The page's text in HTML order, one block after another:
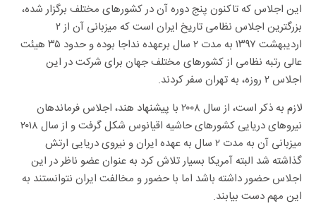
این اجلاس که تاکنون پنج دوره آن در کشورهای مختلف برگزار شده،
بزرگترین اجلاس نظامی تاریخ ایران است که میزبانی آن از ۲
اردیبهشت ۱۳۹۷ به مدت ۲ سال برعهده نداجا بوده و حدود ۳۵ هیئت
عالی رتبه نظامی از کشورهای مختلف جهان برای شرکت در این
اجلاس ۲ روزه، به تهران سفر کردند.
لازم به ذکر است، از سال ۲۰۰۸ با پیشنهاد هند، اجلاس فرماندهان
نیروهای دریایی کشورهای حاشیه اقیانوس شکل گرفت و از سال ۲۰۱۸
میزبانی آن به مدت ۲ سال به عهده ایران و نیروی دریایی ارتش
گذاشته شد البته آمریکا بسیار تلاش کرد به عنوان عضو ناظر در این
اجلاس حضور داشته باشد اما با حضور و مخالفت ایران نتوانستند به
این مهم دست بیابند.